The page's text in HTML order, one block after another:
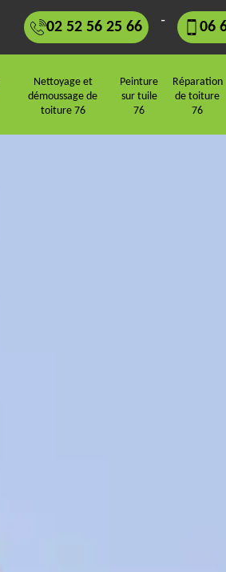
02 52 56 25 66 - 06
Nettoyage et
démoussage de
toiture 76
Peinture
sur tuile
76
Réparation
de toiture
76